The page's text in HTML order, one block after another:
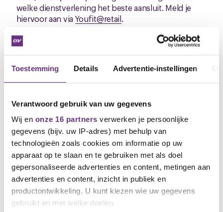
Toestemming Details Advertentie-instellingen
Verantwoord gebruik van uw gegevens
Wij en onze 16 partners verwerken je persoonlijke
gegevens (bijv. uw IP-adres) met behulp van
technologieën zoals cookies om informatie op uw
apparaat op te slaan en te gebruiken met als doel
gepersonaliseerde advertenties en content, metingen aan
advertenties en content, inzicht in publiek en
productontwikkeling. U kunt kiezen wie uw gegevens
gebruikt en met welke doelen.
welke dienstverlening het beste aansluit. Meld je
hiervoor aan viaYoufit@retail.
Aanbod
Youfit retail heeft een ruim (kosteloos) aanbod voor
werknemers werkzaam binnen deze sector. Wellicht
interessant voor jou als werknemer bij Bristol. Wijs
HOME (youfitretail.nl)
Erik Maas
Onderhandelaar CNV
e.maas@cnv.nl